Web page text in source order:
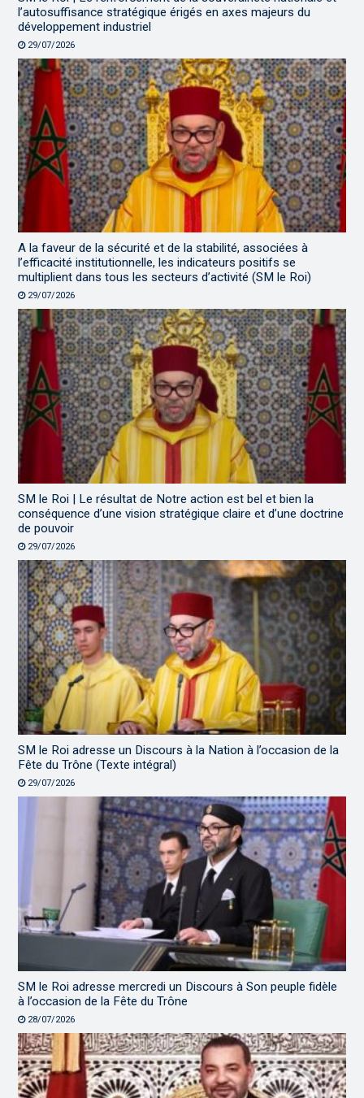
l’autosuffisance stratégique érigés en axes majeurs du
développement industriel
29/07/2026
A la faveur de la sécurité et de la stabilité, associées à
l’efficacité institutionnelle, les indicateurs positifs se
multiplient dans tous les secteurs d’activité (SM le Roi)
29/07/2026
SM le Roi | Le résultat de Notre action est bel et bien la
conséquence d’une vision stratégique claire et d’une doctrine
de pouvoir
29/07/2026
SM le Roi adresse un Discours à la Nation à l’occasion de la
Fête du Trône (Texte intégral)
29/07/2026
SM le Roi adresse mercredi un Discours à Son peuple fidèle
à l’occasion de la Fête du Trône
28/07/2026